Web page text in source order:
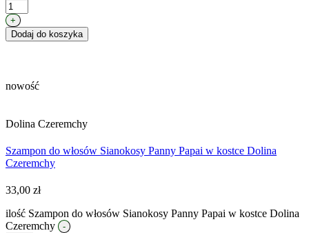
+
Dodaj do koszyka
nowość
Dolina Czeremchy
Szampon do włosów Sianokosy Panny Papai w kostce Dolina
Czeremchy
33,00 zł
ilość Szampon do włosów Sianokosy Panny Papai w kostce Dolina
Czeremchy
-